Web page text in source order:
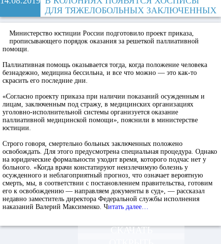
ДЛЯ ТЯЖЕЛОБОЛЬНЫХ ЗАКЛЮЧЕННЫХ
Министерство юстиции России подготовило проект приказа,
прописывающего порядок оказания за решеткой паллиативной
помощи.
Паллиативная помощь оказывается тогда, когда положение человека
безнадежно, медицина бессильна, и все что можно — это как-то
скрасить его последние дни.
«Согласно проекту приказа при наличии показаний осужденным и
лицам, заключенным под стражу, в медицинских организациях
уголовно-исполнительной системы организуется оказание
паллиативной медицинской помощи», пояснили в министерстве
юстиции.
Строго говоря, смертельно больных заключенных положено
освобождать. Для этого предусмотрена специальная процедура. Однако
на юридические формальности уходит время, которого подчас нет у
больного. «Когда врачи констатируют неизлечимую болезнь у
осужденного и неблагоприятный прогноз, что означает вероятную
смерть, мы, в соответствии с постановлением правительства, готовим
его к освобождению — направляем документы в суд», — рассказал
недавно заместитель директора Федеральной службы исполнения
наказаний Валерий Максименко. Читать далее…
СКАЧАТЬ